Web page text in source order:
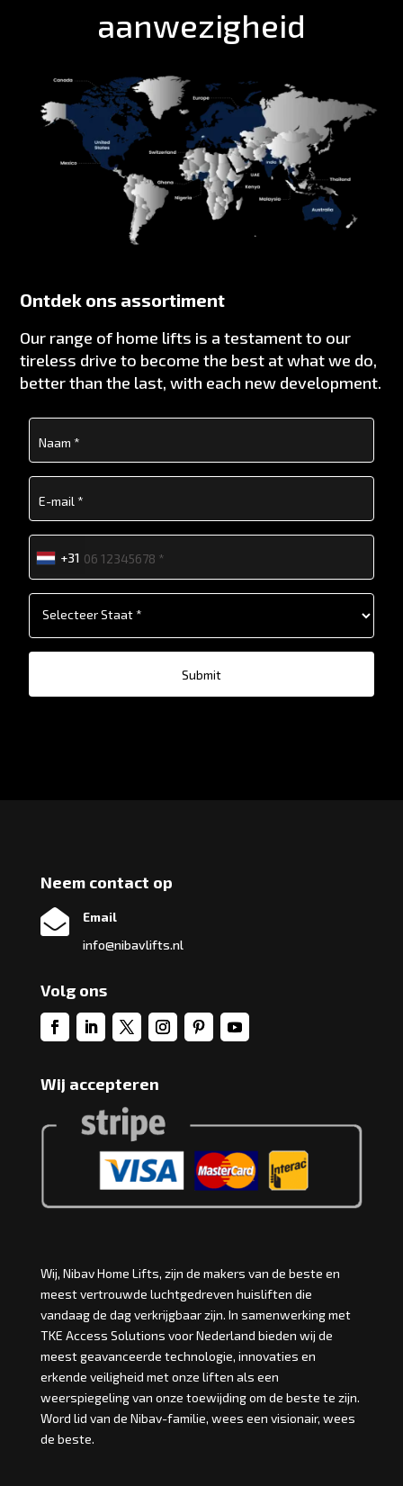
aanwezigheid
Ontdek ons assortiment
Our range of home lifts is a testament to our
tireless drive to become the best at what we do,
better than the last, with each new development.
+31
Submit
Neem contact op

Email
info@nibavlifts.nl
Volg ons
Wij accepteren
Wij, Nibav Home Lifts, zijn de makers van de beste en
meest vertrouwde luchtgedreven huisliften die
vandaag de dag verkrijgbaar zijn. In samenwerking met
TKE Access Solutions voor Nederland bieden wij de
meest geavanceerde technologie, innovaties en
erkende veiligheid met onze liften als een
weerspiegeling van onze toewijding om de beste te zijn.
Word lid van de Nibav-familie, wees een visionair, wees
de beste.